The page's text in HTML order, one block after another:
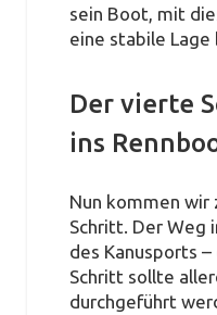
sein Boot, mit
eine stabile Lage
Der vierte
ins
Nun kommen wir
Schritt. Der Weg
des Kanusports
Schritt sollte
durchgeführt